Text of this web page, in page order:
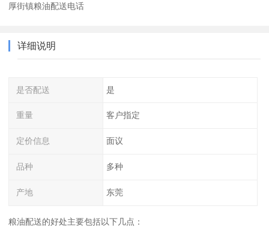
厚街镇粮油配送电话
详细说明
是否配送 是
重量 客户指定
定价信息 面议
品种 多种
产地 东莞
粮油配送的好处主要包括以下几点：